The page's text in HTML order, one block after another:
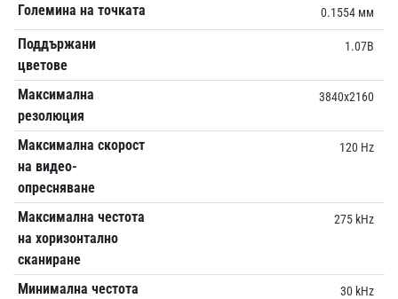
Големина на точката 0.1554 мм
Поддържани
цветове
1.07B
Максимална
резолюция
3840x2160
Максимална скорост
на видео-
опресняване
120 Hz
Максимална честота
на хоризонтално
сканиране
275 kHz
Минимална честота
30 kHz